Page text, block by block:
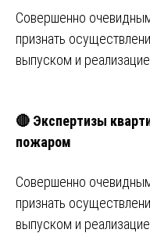
Совершенно
признать
выпуском и
🔴 Экспертизы
пожаром
Совершенно
признать
выпуском и